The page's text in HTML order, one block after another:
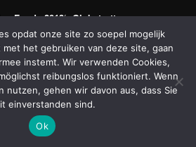
Fonds 2013‘, Globetrotter
opdat onze site zo soepel mogelijk
met het gebruiken van deze site, gaan
instemt. Wir verwenden Cookies,
reibungslos funktioniert. Wenn
nutzen, gehen wir davon aus, dass Sie
einverstanden sind.
Ok